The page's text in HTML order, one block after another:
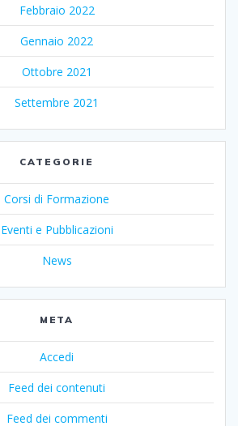
Febbraio 2022
Gennaio 2022
Ottobre 2021
Settembre 2021
CATEGORIE
Corsi di Formazione
Eventi e Pubblicazioni
News
META
Accedi
Feed dei contenuti
Feed dei commenti